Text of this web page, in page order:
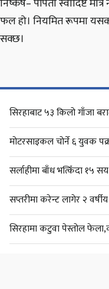
फल हो। नियमित रूपमा
सक्छ।
सिरहाबाट ५३ किलो गाँजा
मोटरसाइकल चोर्ने ६ युवक
सर्लाहीमा बाँध भत्किँदा १५
सप्तरीमा करेन्ट लागेर २
सिरहामा कटुवा पेस्तोल